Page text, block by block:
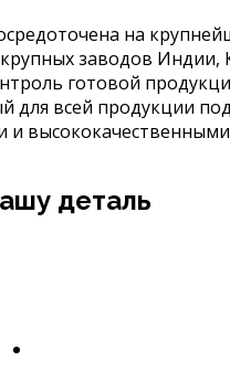
на
заводов Индии,
готовой
всей продукции
деталь